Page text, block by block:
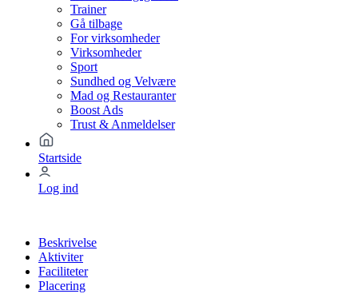
Trainer
Gå tilbage
For virksomheder
Virksomheder
Sport
Sundhed og Velvære
Mad og Restauranter
Boost Ads
Trust & Anmeldelser
Startside
Log ind
Beskrivelse
Aktiviter
Faciliteter
Placering